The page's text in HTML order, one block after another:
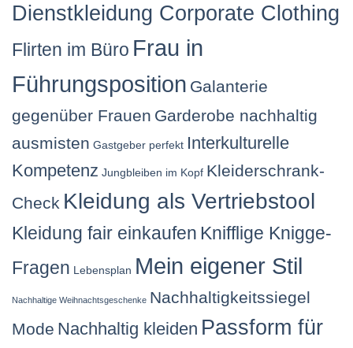
Dienstkleidung Corporate Clothing
Flirten im Büro Frau in
Führungsposition Galanterie
gegenüber Frauen Garderobe nachhaltig
ausmisten Gastgeber perfekt Interkulturelle
Kompetenz Jungbleiben im Kopf Kleiderschrank-
Check Kleidung als Vertriebstool
Kleidung fair einkaufen Knifflige Knigge-
Fragen Lebensplan Mein eigener Stil
Nachhaltige Weihnachtsgeschenke Nachhaltigkeitssiegel
Mode Nachhaltig kleiden Passform für